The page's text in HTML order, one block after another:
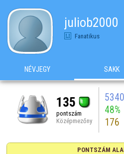
juliob2000
Fanatikus
NÉVJEGY SAKK
135
pontszám
Középmezőny
5340
48%
176
PONTSZÁM